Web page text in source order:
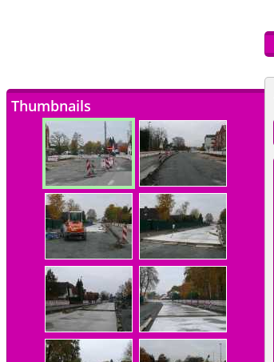
Thumbnails